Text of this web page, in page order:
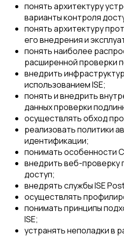
понять архитектуру
варианты контроля
понять архитектуру
его внедрения и
понять наиболее
расширенной проверки
внедрить
использованием ISE;
понять и внедрить
данных проверки
осуществлять обход
реализовать политики
идентификации;
понимать особенности
внедрить веб-проверку
доступ;
внедрять службы ISE
осуществлять
понимать принципы
ISE;
устранять неполадки в